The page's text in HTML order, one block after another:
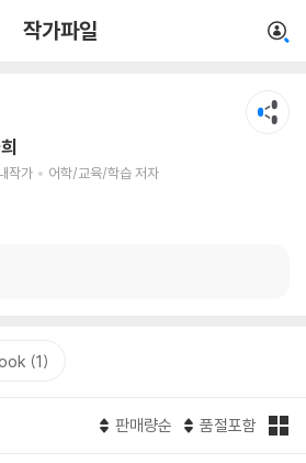
작가파일
작가 어학/교육/학습 저자
(1)
판매량순 품절포함